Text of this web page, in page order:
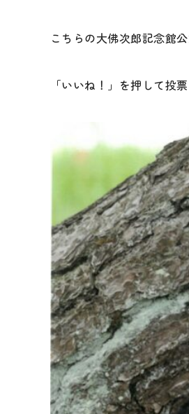
こちらの大佛次郎記念館
「いいね！」を押して投